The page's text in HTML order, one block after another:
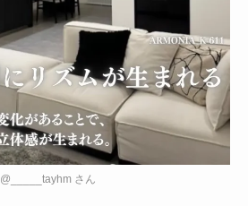
@_____tayhm さん